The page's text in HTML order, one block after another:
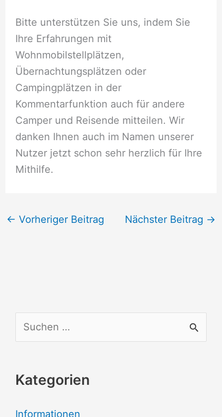
Bitte unterstützen Sie uns, indem Sie
Ihre Erfahrungen mit
Wohnmobilstellplätzen,
Übernachtungsplätzen oder
Campingplätzen in der
Kommentarfunktion auch für andere
Camper und Reisende mitteilen. Wir
danken Ihnen auch im Namen unserer
Nutzer jetzt schon sehr herzlich für Ihre
Mithilfe.
← Vorheriger Beitrag Nächster Beitrag →
u
h
Kategorien
Informationen